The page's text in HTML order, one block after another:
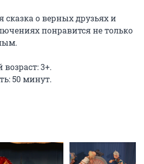
сказка о верных друзьях и
понравится не только
3+.
50 минут.